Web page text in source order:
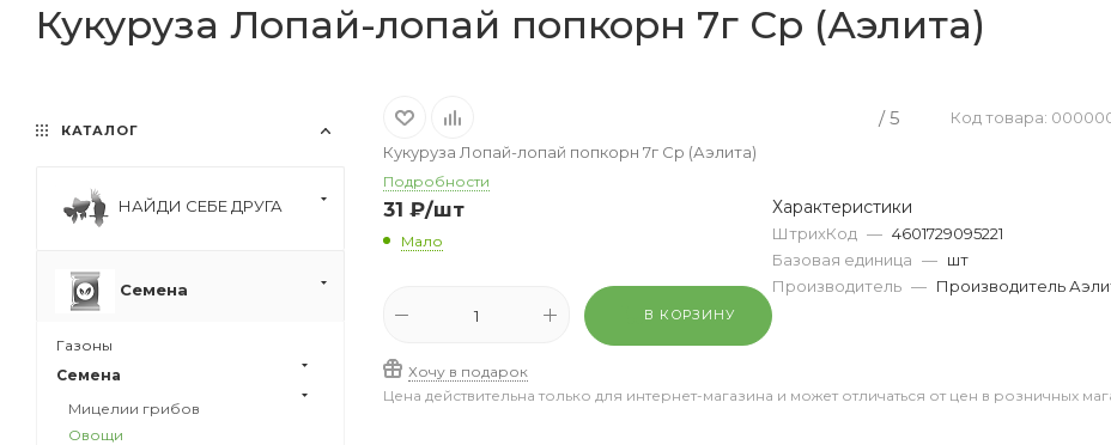
Кукуруза Лопай-лопай попкорн 7г Ср (Аэлита)
/ 5
Код товара:
Кукуруза Лопай-лопай попкорн 7г Ср (Аэлита)
Подробности
31 ₽/шт
Мало
В КОРЗИНУ
Хочу в подарок
Характеристики
ШтрихКод — 4601729095221
Базовая единица — шт
Производитель — Производитель
Цена действительна только для интернет-магазина и может отличаться от цен в розничных
КАТАЛОГ
НАЙДИ СЕБЕ ДРУГА
Семена
Газоны
Семена
Мицелии грибов
Овощи